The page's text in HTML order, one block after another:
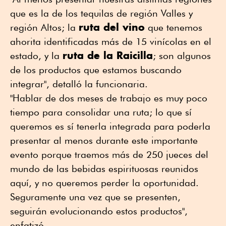
que es la de los tequilas de región Valles y
región Altos; la ruta del vino que tenemos
ahorita identificadas más de 15 vinícolas en el
estado, y la ruta de la Raicilla; son algunos
de los productos que estamos buscando
integrar", detalló la funcionaria.
"Hablar de dos meses de trabajo es muy poco
tiempo para consolidar una ruta; lo que sí
queremos es sí tenerla integrada para poderla
presentar al menos durante este importante
evento porque traemos más de 250 jueces del
mundo de las bebidas espirituosas reunidos
aquí, y no queremos perder la oportunidad.
Seguramente una vez que se presenten,
seguirán evolucionando estos productos",